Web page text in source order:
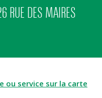
RUE DES MAIRES
ou service sur la carte